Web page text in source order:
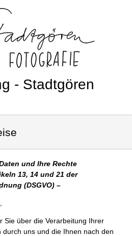
- Stadtgören
und Ihre Rechte
13, 14 und 21 der
(DSGVO) –
Sie über die Verarbeitung Ihrer
uns und die Ihnen nach den